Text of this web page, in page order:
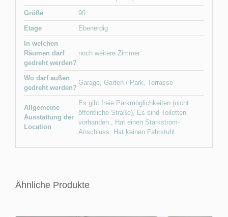
Größe
90
Etage
Ebenerdig
In welchen
Räumen darf
gedreht werden?
noch weitere Zimmer
Wo darf außen
gedreht werden?
Garage, Garten / Park, Terrasse
Allgemeine
Ausstattung der
Location
Es gibt freie Parkmöglichkeiten (nicht
öffentliche Straße), Es sind Toiletten
vorhanden., Hat einen Starkstrom-
Anschluss, Hat keinen Fahrstuhl
Ähnliche Produkte